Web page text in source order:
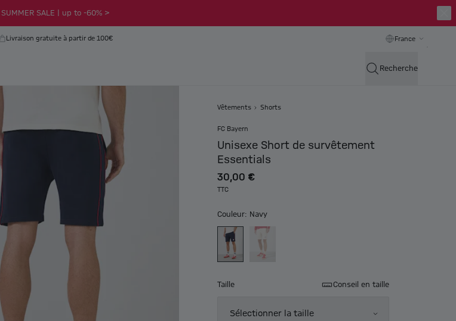
SUMMER SALE | up to -60% >
Livraison gratuite à partir de 100€ France
Recherche
Vêtements Shorts
FC Bayern
Unisexe Short de survêtement
Essentials
30,00 €
TTC
Couleur: Navy
Taille Conseil en taille
Sélectionner la taille